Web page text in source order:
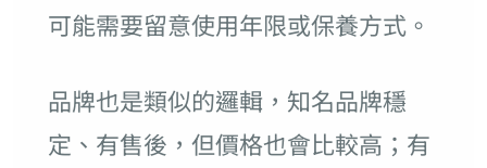
可能需要留意使用年限或保養方式。
品牌也是類似的邏輯，知名品牌穩
定、有售後，但價格也會比較高；有